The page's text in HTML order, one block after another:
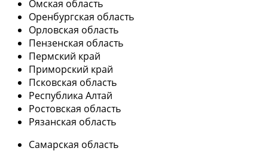
Омская область
Оренбургская область
Орловская область
Пензенская область
Пермский край
Приморский край
Псковская область
Республика Алтай
Ростовская область
Рязанская область
Самарская область